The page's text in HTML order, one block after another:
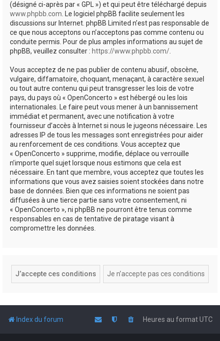
(désigné ci-après par « GPL ») et qui peut être téléchargé depuis
www.phpbb.com. Le logiciel phpBB facilite seulement les
discussions sur Internet. phpBB Limited n’est pas responsable de
ce que nous acceptons ou n’acceptons pas comme contenu ou
conduite permis. Pour de plus amples informations au sujet de
phpBB, veuillez consulter : https://www.phpbb.com/.
Vous acceptez de ne pas publier de contenu abusif, obscène,
vulgaire, diffamatoire, choquant, menaçant, à caractère sexuel
ou tout autre contenu qui peut transgresser les lois de votre
pays, du pays où « OpenConcerto » est hébergé ou les lois
internationales. Le faire peut vous mener à un bannissement
immédiat et permanent, avec une notification à votre
fournisseur d’accès à Internet si nous le jugeons nécessaire. Les
adresses IP de tous les messages sont enregistrées pour aider
au renforcement de ces conditions. Vous acceptez que
« OpenConcerto » supprime, modifie, déplace ou verrouille
n’importe quel sujet lorsque nous estimons que cela est
nécessaire. En tant que membre, vous acceptez que toutes les
informations que vous avez saisies soient stockées dans notre
base de données. Bien que ces informations ne soient pas
diffusées à une tierce partie sans votre consentement, ni
« OpenConcerto », ni phpBB ne pourront être tenus comme
responsables en cas de tentative de piratage visant à
compromettre les données.
Index du forum Heures au formatUTC